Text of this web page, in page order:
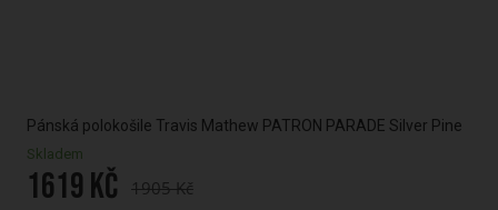
Pánská polokošile Travis Mathew PATRON PARADE Silver Pine
Skladem
1619 Kč 1905 Kč